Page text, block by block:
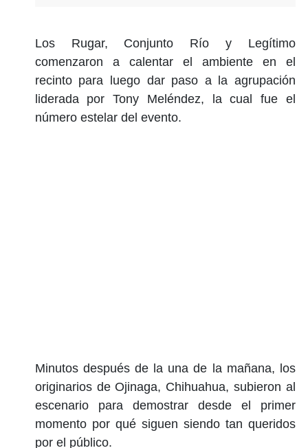
Los Rugar, Conjunto Río y Legítimo
comenzaron a calentar el ambiente en el
recinto para luego dar paso a la agrupación
liderada por Tony Meléndez, la cual fue el
número estelar del evento.
Minutos después de la una de la mañana, los
originarios de Ojinaga, Chihuahua, subieron al
escenario para demostrar desde el primer
momento por qué siguen siendo tan queridos
por el público.